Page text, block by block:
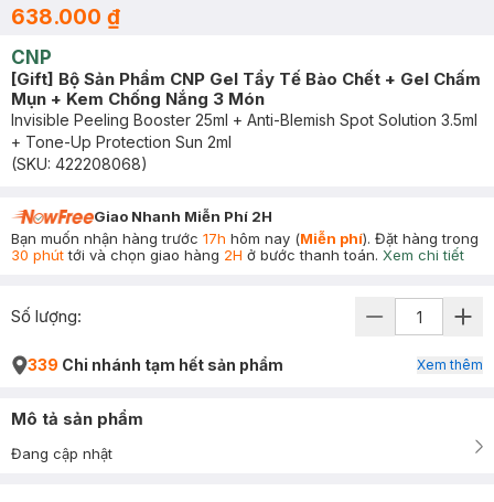
638.000 ₫
CNP
[Gift] Bộ Sản Phẩm CNP Gel Tẩy Tế Bào Chết + Gel Chấm
Mụn + Kem Chống Nắng 3 Món
Invisible Peeling Booster 25ml + Anti-Blemish Spot Solution 3.5ml
+ Tone-Up Protection Sun 2ml
(SKU: 422208068)
Giao Nhanh Miễn Phí 2H
Bạn muốn nhận hàng trước 17h hôm nay (Miễn phí). Đặt hàng trong
30 phúttới và chọn giao hàng 2H ở bước thanh toán. Xem chi tiết
Số lượng:
339 Chi nhánh tạm hết sản phẩm Xem thêm
Mô tả sản phẩm
Đang cập nhật